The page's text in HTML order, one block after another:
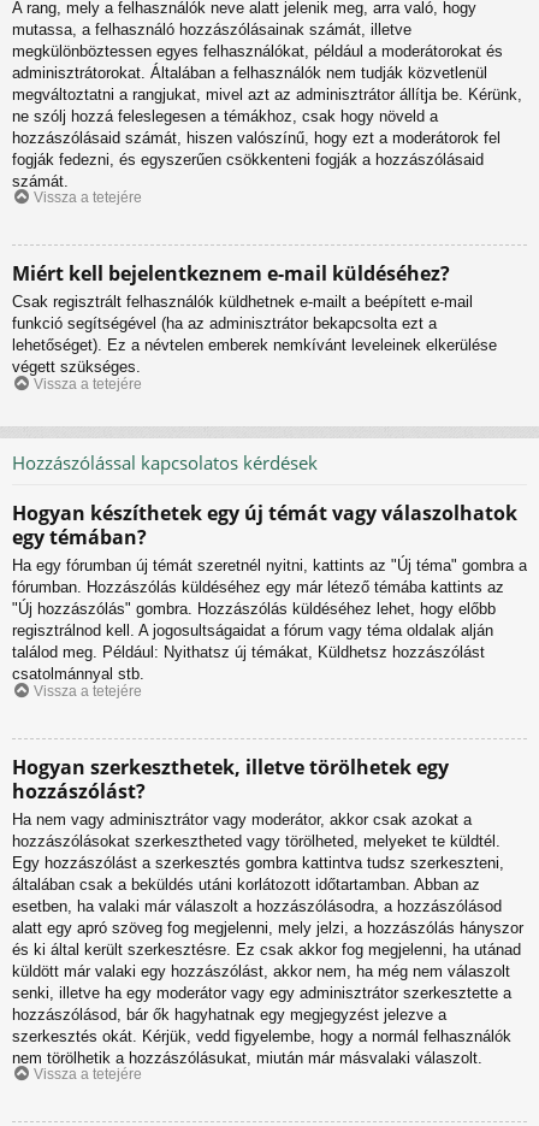
A rang, mely a felhasználók neve alatt jelenik meg, arra való, hogy
mutassa, a felhasználó hozzászólásainak számát, illetve
megkülönböztessen egyes felhasználókat, például a moderátorokat és
adminisztrátorokat. Általában a felhasználók nem tudják közvetlenül
megváltoztatni a rangjukat, mivel azt az adminisztrátor állítja be. Kérünk,
ne szólj hozzá feleslegesen a témákhoz, csak hogy növeld a
hozzászólásaid számát, hiszen valószínű, hogy ezt a moderátorok fel
fogják fedezni, és egyszerűen csökkenteni fogják a hozzászólásaid
számát.
Vissza a tetejére
Miért kell bejelentkeznem e-mail küldéséhez?
Csak regisztrált felhasználók küldhetnek e-mailt a beépített e-mail
funkció segítségével (ha az adminisztrátor bekapcsolta ezt a
lehetőséget). Ez a névtelen emberek nemkívánt leveleinek elkerülése
végett szükséges.
Vissza a tetejére
Hozzászólással kapcsolatos kérdések
Hogyan készíthetek egy új témát vagy válaszolhatok
egy témában?
Ha egy fórumban új témát szeretnél nyitni, kattints az "Új téma" gombra a
fórumban. Hozzászólás küldéséhez egy már létező témába kattints az
"Új hozzászólás" gombra. Hozzászólás küldéséhez lehet, hogy előbb
regisztrálnod kell. A jogosultságaidat a fórum vagy téma oldalak alján
találod meg. Például: Nyithatsz új témákat, Küldhetsz hozzászólást
csatolmánnyal stb.
Vissza a tetejére
Hogyan szerkeszthetek, illetve törölhetek egy
hozzászólást?
Ha nem vagy adminisztrátor vagy moderátor, akkor csak azokat a
hozzászólásokat szerkesztheted vagy törölheted, melyeket te küldtél.
Egy hozzászólást a szerkesztés gombra kattintva tudsz szerkeszteni,
általában csak a beküldés utáni korlátozott időtartamban. Abban az
esetben, ha valaki már válaszolt a hozzászólásodra, a hozzászólásod
alatt egy apró szöveg fog megjelenni, mely jelzi, a hozzászólás hányszor
és ki által került szerkesztésre. Ez csak akkor fog megjelenni, ha utánad
küldött már valaki egy hozzászólást, akkor nem, ha még nem válaszolt
senki, illetve ha egy moderátor vagy egy adminisztrátor szerkesztette a
hozzászólásod, bár ők hagyhatnak egy megjegyzést jelezve a
szerkesztés okát. Kérjük, vedd figyelembe, hogy a normál felhasználók
nem törölhetik a hozzászólásukat, miután már másvalaki válaszolt.
Vissza a tetejére